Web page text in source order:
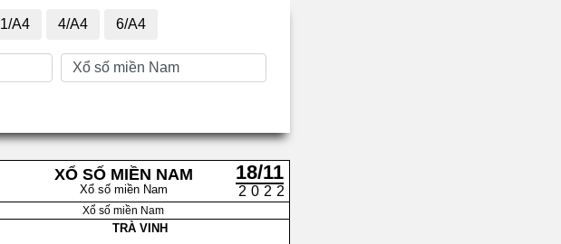
1/A4 4/A4 6/A4
XỔ SỐ MIỀN NAM
Xổ số miền Nam
18/11
2022
Xổ số miền Nam
TRÀ VINH